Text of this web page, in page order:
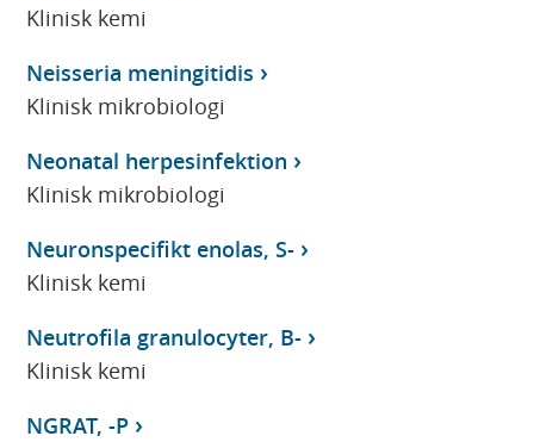
Klinisk kemi
Neisseria meningitidis
Klinisk mikrobiologi
Neonatal herpesinfektion
Klinisk mikrobiologi
Neuronspecifikt enolas, S-
Klinisk kemi
Neutrofila granulocyter, B-
Klinisk kemi
NGRAT, -P